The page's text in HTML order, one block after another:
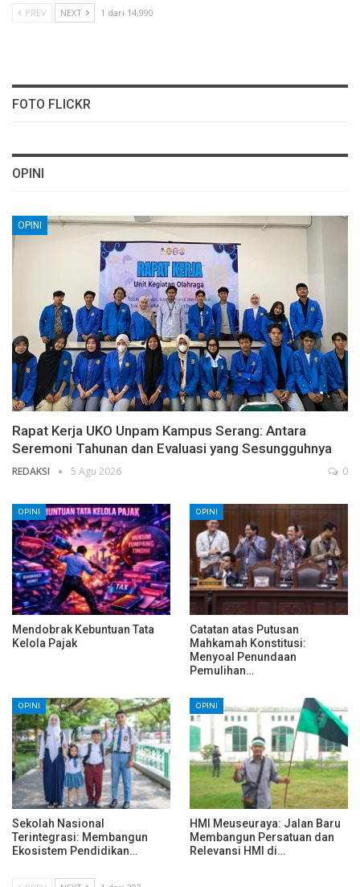
PREV NEXT 1 dari 14,990
FOTO FLICKR
OPINI
OPINI
Rapat Kerja UKO Unpam Kampus Serang: Antara
Seremoni Tahunan dan Evaluasi yang Sesungguhnya
REDAKSI 5 Agu 2026 0
OPINI
Mendobrak Kebuntuan Tata
Kelola Pajak
OPINI
Catatan atas Putusan
Mahkamah Konstitusi:
Menyoal Penundaan
Pemulihan…
OPINI
Sekolah Nasional
Terintegrasi: Membangun
Ekosistem Pendidikan…
OPINI
HMI Meuseuraya: Jalan Baru
Membangun Persatuan dan
Relevansi HMI di…